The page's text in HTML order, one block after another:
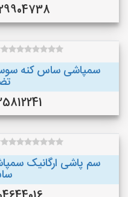
09929904738
09125812241
سم پاشی ارگانیک